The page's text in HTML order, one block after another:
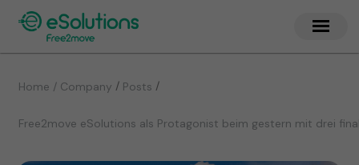
Home / Company / Posts /
Free2move eSolutions als Protagonist beim gestern mit drei